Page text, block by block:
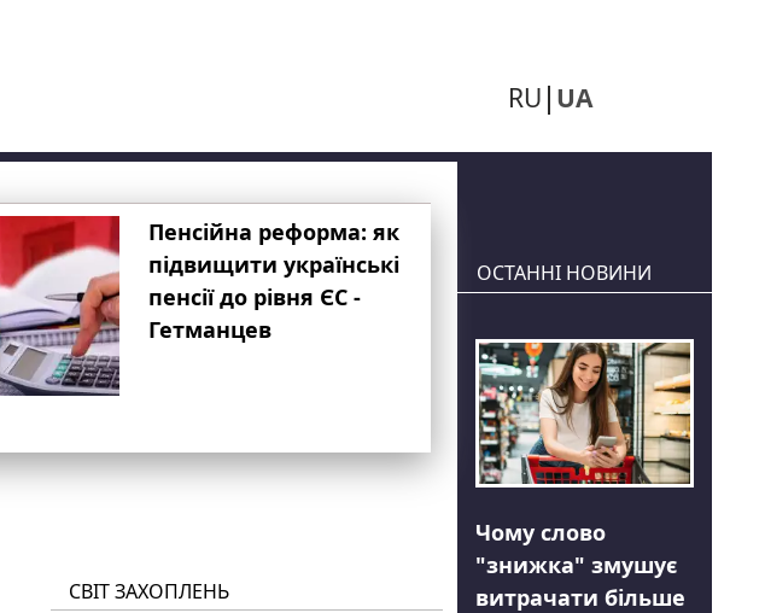
RU UA
Пенсійна реформа: як
підвищити українські
пенсії до рівня ЄС -
Гетманцев
СВІТ ЗАХОПЛЕНЬ
ОСТАННІ НОВИНИ
Чому слово
"знижка" змушує
витрачати більше